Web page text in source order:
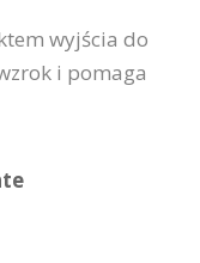
wyjścia do
i pomaga